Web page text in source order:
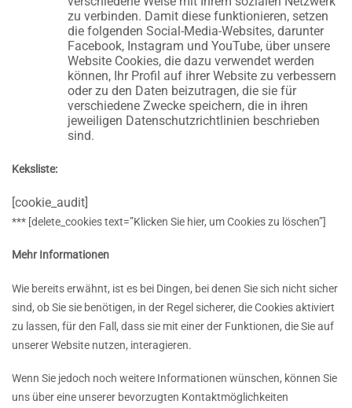
zu verbinden. Damit diese funktionieren, setzen
die folgenden Social-Media-Websites, darunter
Facebook, Instagram und YouTube, über unsere
Website Cookies, die dazu verwendet werden
können, Ihr Profil auf ihrer Website zu verbessern
oder zu den Daten beizutragen, die sie für
verschiedene Zwecke speichern, die in ihren
jeweiligen Datenschutzrichtlinien beschrieben
sind.
Keksliste:
[cookie_audit]
*** [delete_cookies text=”Klicken Sie hier, um Cookies zu löschen”]
Mehr Informationen
Wie bereits erwähnt, ist es bei Dingen, bei denen Sie sich nicht sicher
sind, ob Sie sie benötigen, in der Regel sicherer, die Cookies aktiviert
zu lassen, für den Fall, dass sie mit einer der Funktionen, die Sie auf
unserer Website nutzen, interagieren.
Wenn Sie jedoch noch weitere Informationen wünschen, können Sie
uns über eine unserer bevorzugten Kontaktmöglichkeiten